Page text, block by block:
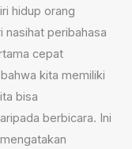
hidup orang
nasihat peribahasa
cepat
kita memiliki
bisa
berbicara. Ini